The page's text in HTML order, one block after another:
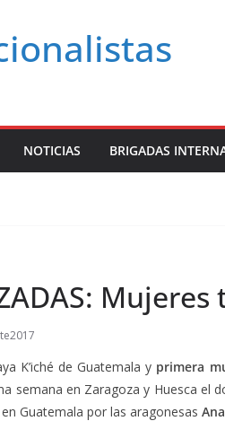
NOTICIAS BRIGADAS
K’iché de Guatemala y primera
semana en Zaragoza y Huesca el
Guatemala por las aragonesas